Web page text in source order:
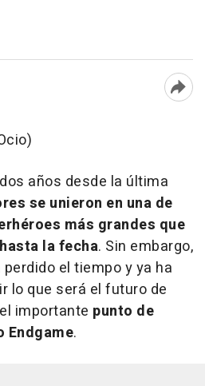
años desde la última
se unieron en una de
más grandes que
la fecha. Sin embargo,
el tiempo y ya ha
lo que será el futuro de
importante punto de
Endgame.